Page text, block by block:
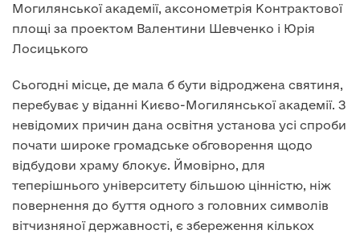
Могилянської академії, аксонометрія Контрактової
площі за проектом Валентини Шевченко і Юрія
Лосицького
Сьогодні місце, де мала б бути відроджена святиня,
перебуває у віданні Києво-Могилянської академії. З
невідомих причин дана освітня установа усі спроби
почати широке громадське обговорення щодо
відбудови храму блокує. Ймовірно, для
теперішнього університету більшою цінністю, ніж
повернення до буття одного з головних символів
вітчизняної державності, є збереження кількох